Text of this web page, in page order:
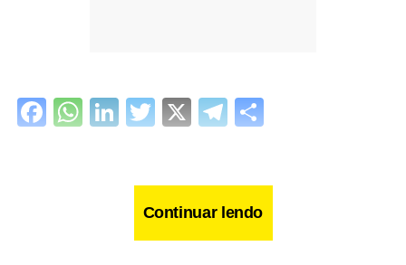
Facebook
WhatsApp
LinkedIn
Twitter
X Telegram
Continuar lendo